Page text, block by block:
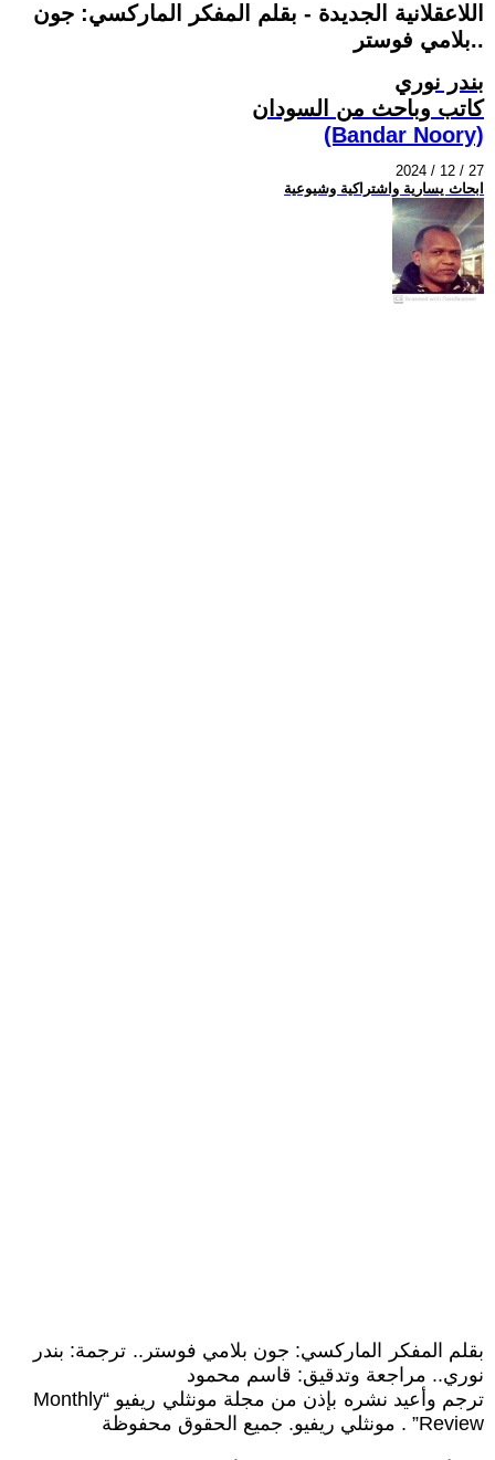
اللاعقلانية الجديدة - بقلم المفكر الماركسي: جون
بلامي فوستر..
بندر نوري
كاتب وباحث من السودان
(Bandar Noory)
2024 / 12 / 27
ابحاث يسارية واشتراكية وشيوعية
بقلم المفكر الماركسي: جون بلامي فوستر.. ترجمة: بندر
نوري.. مراجعة وتدقيق: قاسم محمود
ترجم وأعيد نشره بإذن من مجلة مونثلي ريفيو “Monthly
Review” . مونثلي ريفيو. جميع الحقوق محفوظة